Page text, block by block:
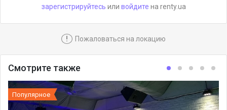
зарегистрируйтесь или войдите на renty.ua
! Пожаловаться на локацию
Смотрите также
Популярное